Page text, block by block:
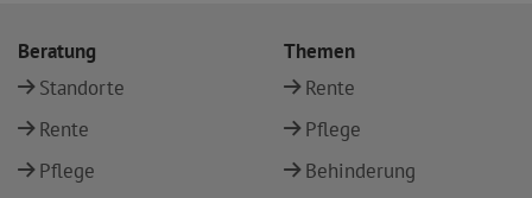
Beratung
Standorte
Rente
Pflege
Themen
Rente
Pflege
Behinderung